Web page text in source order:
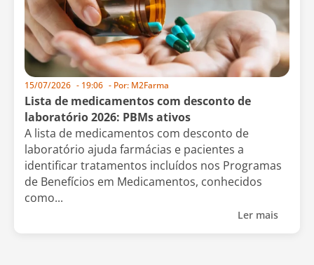
15/07/2026 - 19:06 - Por: M2Farma
Lista de medicamentos com desconto de
laboratório 2026: PBMs ativos
A lista de medicamentos com desconto de
laboratório ajuda farmácias e pacientes a
identificar tratamentos incluídos nos Programas
de Benefícios em Medicamentos, conhecidos
como...
Ler mais